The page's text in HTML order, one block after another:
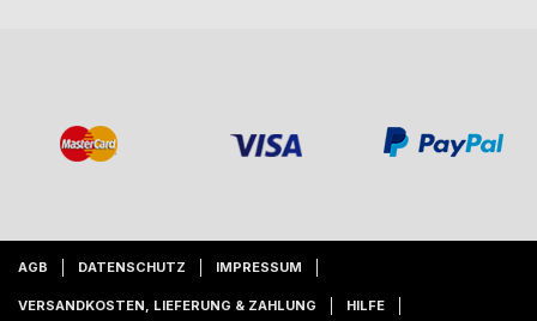
AGB DATENSCHUTZ IMPRESSUM
VERSANDKOSTEN, LIEFERUNG & ZAHLUNG HILFE